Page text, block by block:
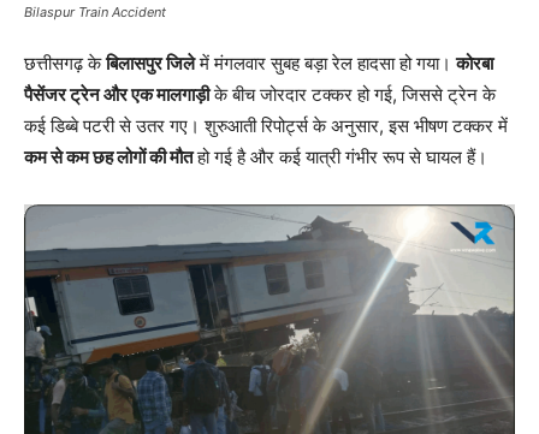
Bilaspur Train Accident
छत्तीसगढ़ केबिलासपुर जिलेमें मंगलवार सुबह बड़ा रेल हादसा हो गया।कोरबा
पैसेंजर ट्रेन और एक मालगाड़ीके बीच जोरदार टक्कर हो गई, जिससे ट्रेन के
कई डिब्बे पटरी से उतर गए। शुरुआती रिपोर्ट्स के अनुसार, इस भीषण टक्कर में
कम से कम छह लोगों की मौतहो गई है और कई यात्री गंभीर रूप से घायल हैं।